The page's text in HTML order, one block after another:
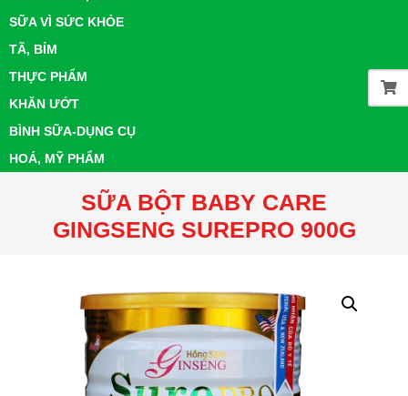
SỮA VÌ SỨC KHỎE
TÃ, BỈM
THỰC PHẨM
KHĂN ƯỚT
BÌNH SỮA-DỤNG CỤ
HOÁ, MỸ PHẨM
SỮA BỘT BABY CARE
GINGSENG SUREPRO 900G